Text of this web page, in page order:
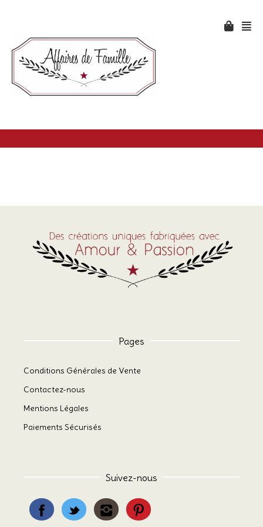
Pages
Conditions Générales de Vente
Contactez-nous
Mentions Légales
Paiements Sécurisés
Suivez-nous